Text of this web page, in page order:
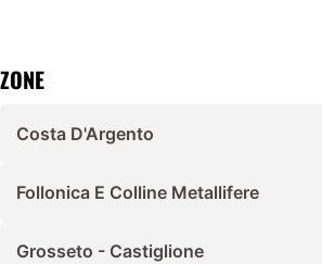
ZONE
Costa D'Argento
Follonica E Colline Metallifere
Grosseto - Castiglione